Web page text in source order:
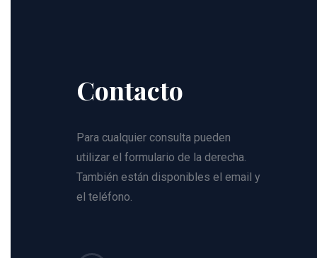
Contacto
Para cualquier consulta pueden
utilizar el formulario de la derecha.
También están disponibles el email y
el teléfono.